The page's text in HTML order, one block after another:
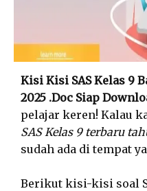
Kisi Kisi SAS Kelas 9
2025 .Doc Siap
pelajar keren! Kalau
SAS Kelas 9 terbaru
sudah ada di tempat
Berikut kisi-kisi soal